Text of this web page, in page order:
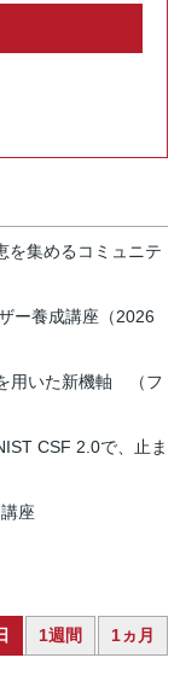
を集めるコミュニテ
ー養成講座（2026
用いた新機軸 （フ
CSF 2.0で、止ま
座
1週間 1ヵ月